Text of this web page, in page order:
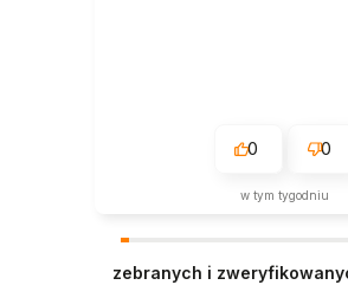
0 0
w tym tygodniu
zebranych i